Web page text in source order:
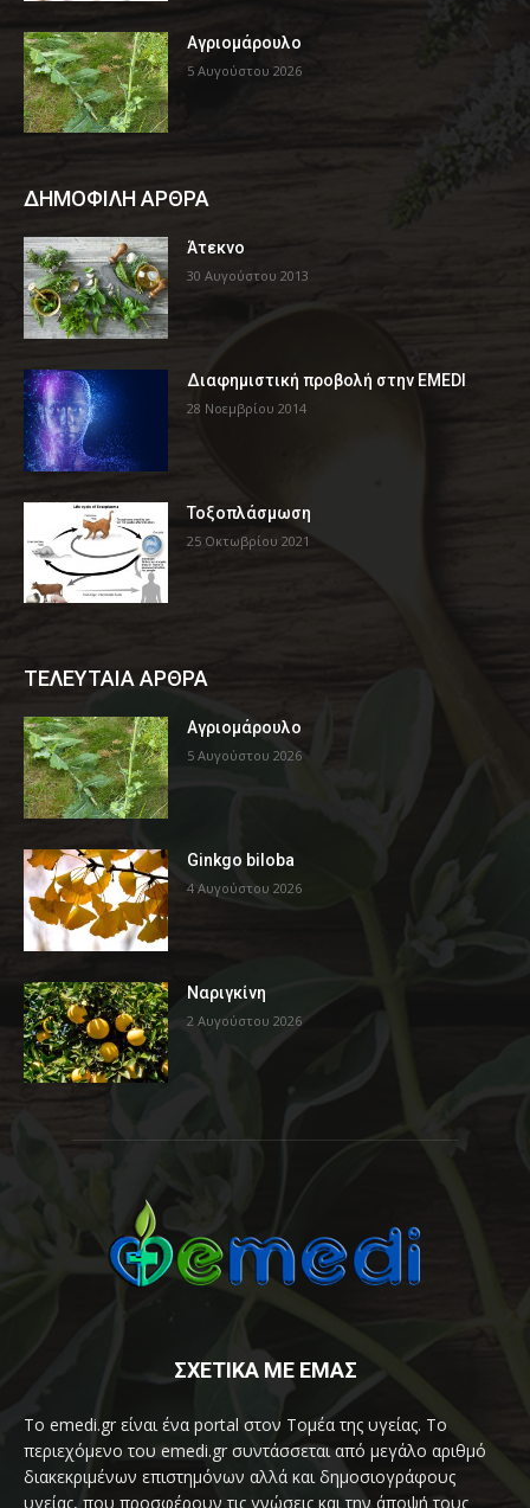
Αγριομάρουλο
5 Αυγούστου 2026
ΔΗΜΟΦΙΛΗ ΑΡΘΡΑ
Άτεκνο
30 Αυγούστου 2013
Διαφημιστική προβολή στην EMEDI
28 Νοεμβρίου 2014
Τοξοπλάσμωση
25 Οκτωβρίου 2021
ΤΕΛΕΥΤΑΙΑ ΑΡΘΡΑ
Αγριομάρουλο
5 Αυγούστου 2026
Ginkgo biloba
4 Αυγούστου 2026
Ναριγκίνη
2 Αυγούστου 2026
ΣΧΕΤΙΚΑ ΜΕ ΕΜΑΣ
Το emedi.gr είναι ένα portal στον Τομέα της υγείας. Το
περιεχόμενο του emedi.gr συντάσσεται από μεγάλο αριθμό
διακεκριμένων επιστημόνων αλλά και δημοσιογράφους
υγείας, που προσφέρουν τις γνώσεις και την άποψή τους